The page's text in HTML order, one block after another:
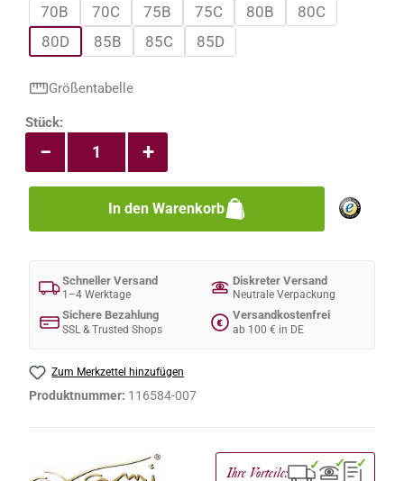
70B 70C 75B 75C 80B
80C
80D
85B 85C 85D
Größentabelle
Produkt Anzahl: Gib den gewünschten
Stück:
+
−
In den Warenkorb
Schneller Versand
1–4 Werktage
Diskreter Versand
Neutrale Verpackung
Sichere Bezahlung
SSL & Trusted Shops
€
Versandkostenfrei
ab 100 € in DE
Zum Merkzettel hinzufügen
Produktnummer: 116584-007
Ihre Vorteile: ✓ ✓ ✓